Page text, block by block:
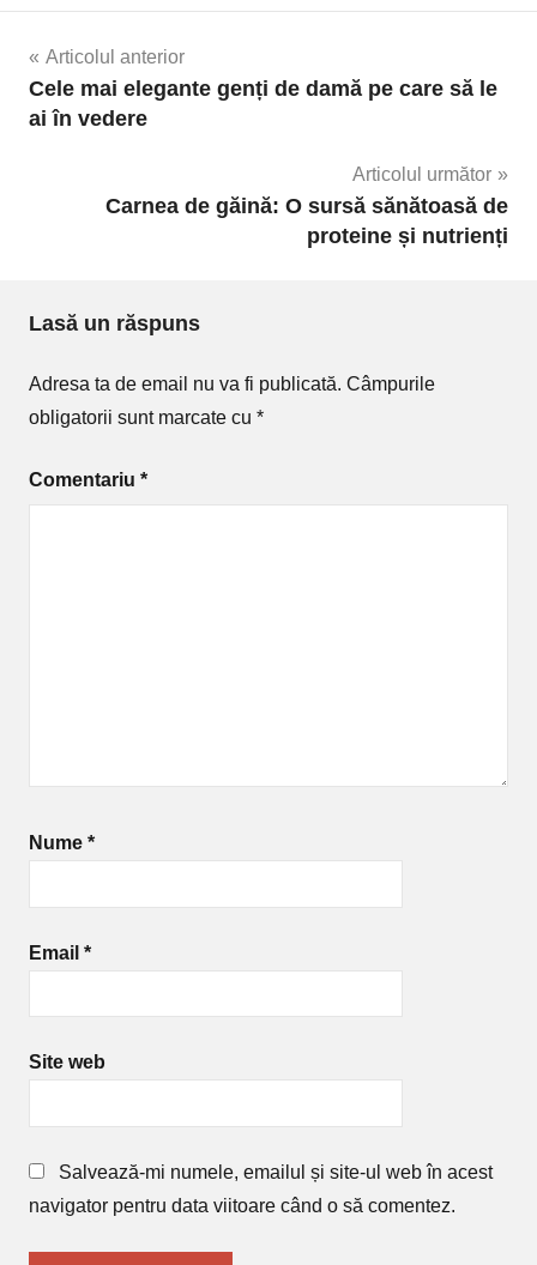
Navigare
în
Articolul anterior
Cele mai elegante genți de damă pe care să le
ai în vedere
Articolul următor
Carnea de găină: O sursă sănătoasă de
proteine și nutrienți
Lasă un răspuns
Adresa ta de email nu va fi publicată. Câmpurile
obligatorii sunt marcate cu *
Comentariu *
Nume *
Email *
Site web
Salvează-mi numele, emailul și site-ul web în acest
navigator pentru data viitoare când o să comentez.